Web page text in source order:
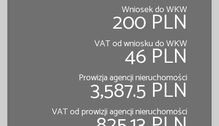
Wniosek do WKW
200 PLN
VAT od wniosku do WKW
46 PLN
Prowizja agencji nieruchomości
3,587.5 PLN
VAT od prowizji agencji nieruchomości